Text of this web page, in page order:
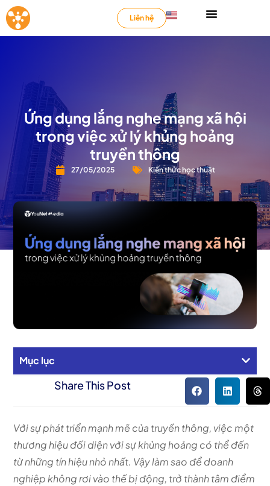
Liên hệ
Ứng dụng lắng nghe mạng xã hội
trong việc xử lý khủng hoảng
truyền thông
27/05/2025 Kiến thức học thuật
Mục lục
Share This Post
Với sự phát triển mạnh mẽ của truyền thông, việc một
thương hiệu đối diện với sự khủng hoảng có thể đến
từ những tín hiệu nhỏ nhất. Vậy làm sao để doanh
nghiệp không rơi vào thế bị động, trở thành tâm điểm